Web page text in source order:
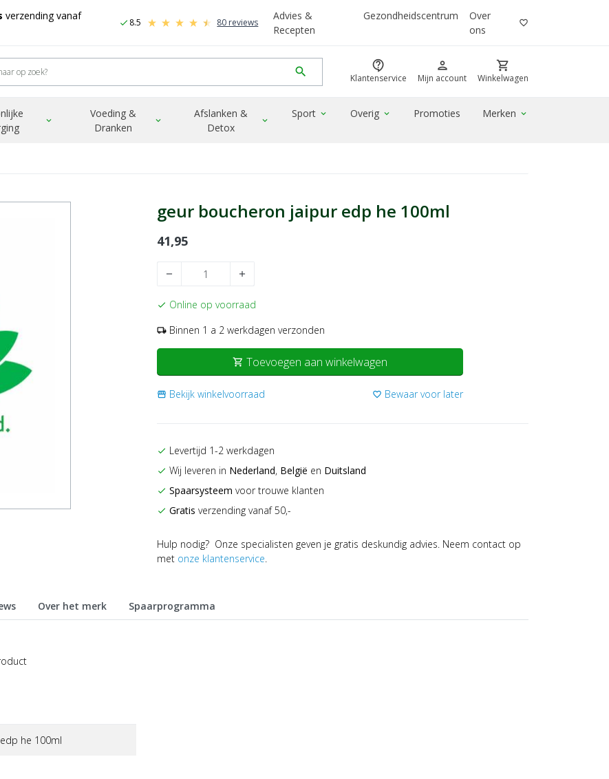
verzending vanaf
check 8.5 80 reviews
Advies &
Recepten
Gezondheidscentrum
Over
ons
favorite_border
search contact_support
Klantenservice
person
Mijn account
shopping_cart
Winkelwagen
expand_more
Voeding &
Dranken
expand_more
Afslanken &
Detox
expand_more
Sport expand_more Overig expand_more Promoties Merken expand_more
geur boucheron jaipur edp he 100ml
41,95
remove add
check Online op voorraad
local_shipping Binnen 1 a 2 werkdagen verzonden
shopping_cart Toevoegen aan winkelwagen
storefront Bekijk winkelvoorraad favorite_border Bewaar voor later
check Levertijd 1-2 werkdagen
check Wij leveren in Nederland, België en Duitsland
check Spaarsysteem voor trouwe klanten
check Gratis verzending vanaf 50,-
Hulp nodig? Onze specialisten geven je gratis deskundig advies. Neem contact op
met onze klantenservice.
Over het merk Spaarprogramma
he 100ml